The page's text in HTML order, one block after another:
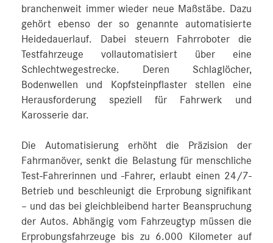
branchenweit immer wieder neue Maßstäbe. Dazu
gehört ebenso der so genannte automatisierte
Heidedauerlauf. Dabei steuern Fahrroboter die
Testfahrzeuge vollautomatisiert über eine
Schlechtwegestrecke. Deren Schlaglöcher,
Bodenwellen und Kopfsteinpflaster stellen eine
Herausforderung speziell für Fahrwerk und
Karosserie dar.
Die Automatisierung erhöht die Präzision der
Fahrmanöver, senkt die Belastung für menschliche
Test-Fahrerinnen und -Fahrer, erlaubt einen 24/7-
Betrieb und beschleunigt die Erprobung signifikant
– und das bei gleichbleibend harter Beanspruchung
der Autos. Abhängig vom Fahrzeugtyp müssen die
Erprobungsfahrzeuge bis zu 6.000 Kilometer auf